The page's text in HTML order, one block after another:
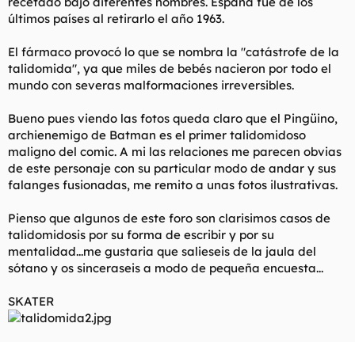
últimos países al retirarlo el año 1963.
El fármaco provocó lo que se nombra la "catástrofe de la
talidomida", ya que miles de bebés nacieron por todo el
mundo con severas malformaciones irreversibles.
Bueno pues viendo las fotos queda claro que el Pingüino,
archienemigo de Batman es el primer talidomidoso
maligno del comic. A mi las relaciones me parecen obvias
de este personaje con su particular modo de andar y sus
falanges fusionadas, me remito a unas fotos ilustrativas.
Pienso que algunos de este foro son clarisimos casos de
talidomidosis por su forma de escribir y por su
mentalidad...me gustaria que salieseis de la jaula del
sótano y os sinceraseis a modo de pequeña encuesta...
SKATER